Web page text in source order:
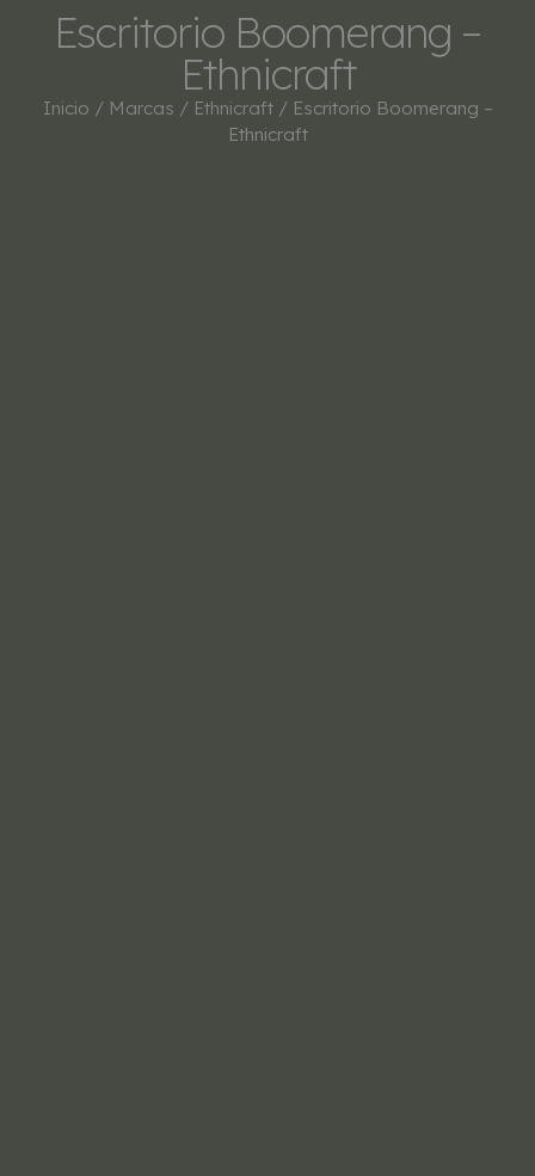
Escritorio Boomerang –
Ethnicraft
Inicio / Marcas / Ethnicraft/ Escritorio Boomerang –
Ethnicraft